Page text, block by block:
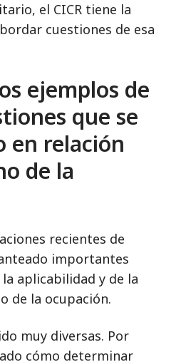
el CICR tiene la
cuestiones de esa
ejemplos de
que se
en relación
de la
recientes de
importantes
aplicabilidad y de la
de la ocupación.
muy diversas. Por
cómo determinar